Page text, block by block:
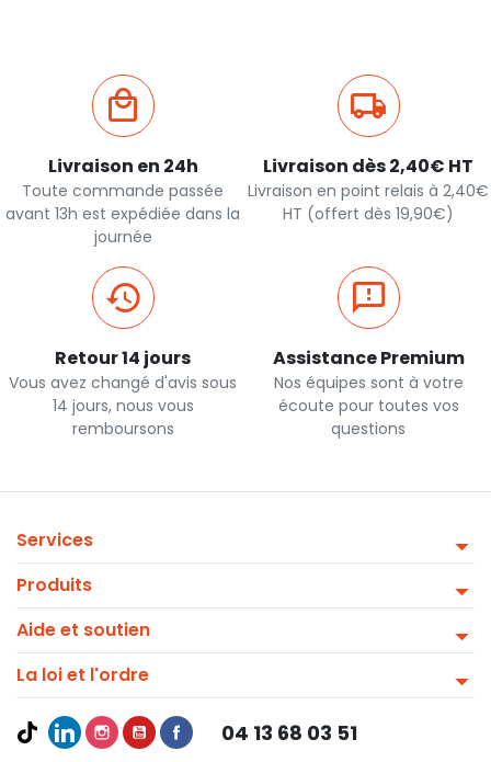
Livraison en 24h
Toute commande passée
avant 13h est expédiée dans la
journée
Livraison dès 2,40€ HT
Livraison en point relais à 2,40€
HT (offert dès 19,90€)
Retour 14 jours
Vous avez changé d'avis sous
14 jours, nous vous
remboursons
Assistance Premium
Nos équipes sont à votre
écoute pour toutes vos
questions
Services
Produits
Aide et soutien
La loi et l'ordre
04 13 68 03 51